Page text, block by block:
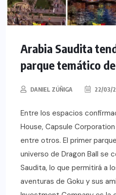
Arabia Saudita
parque temático
DANIEL ZÚÑIGA 22/03/
Entre los espacios
House, Capsule
entre otros. El primer
universo de Dragon Ball se
Saudita, lo que permitirá a
aventuras de Goku y sus